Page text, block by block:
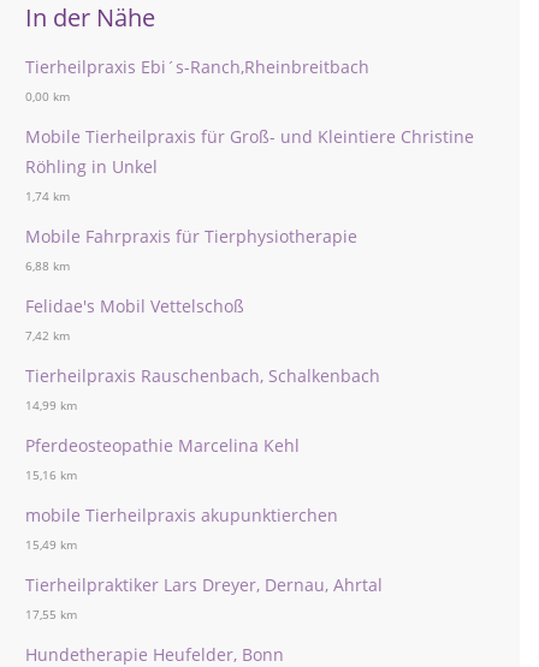
In der Nähe
Tierheilpraxis Ebi´s-Ranch,Rheinbreitbach
0,00 km
Mobile Tierheilpraxis für Groß- und Kleintiere Christine
Röhling in Unkel
1,74 km
Mobile Fahrpraxis für Tierphysiotherapie
6,88 km
Felidae's Mobil Vettelschoß
7,42 km
Tierheilpraxis Rauschenbach, Schalkenbach
14,99 km
Pferdeosteopathie Marcelina Kehl
15,16 km
mobile Tierheilpraxis akupunktierchen
15,49 km
Tierheilpraktiker Lars Dreyer, Dernau, Ahrtal
17,55 km
Hundetherapie Heufelder, Bonn